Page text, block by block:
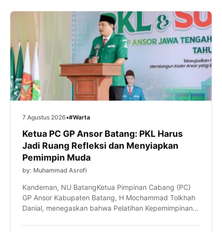
program […]
7 Agustus 2026•#Warta
Ketua PC GP Ansor Batang: PKL Harus
Jadi Ruang Refleksi dan Menyiapkan
Pemimpin Muda
by: Muhammad Asrofi
Kandeman, NU BatangKetua Pimpinan Cabang (PC)
GP Ansor Kabupaten Batang, H Mochammad Tolkhah
Danial, menegaskan bahwa Pelatihan Kepemimpinan